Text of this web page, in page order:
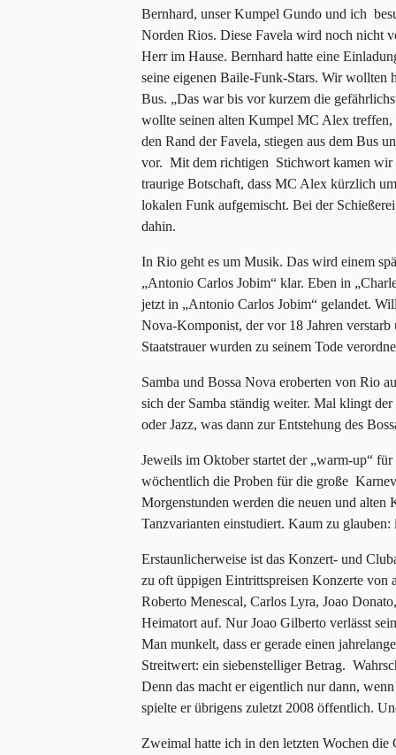
Bernhard, unser Kumpel Gundo und ich
Norden Rios. Diese Favela wird noch nicht
Herr im Hause. Bernhard hatte eine
seine eigenen Baile-Funk-Stars. Wir wollten
Bus. „Das war bis vor kurzem die
wollte seinen alten Kumpel MC Alex
den Rand der Favela, stiegen aus dem Bus
vor. Mit dem richtigen Stichwort kamen wir
traurige Botschaft, dass MC Alex kürzlich
lokalen Funk aufgemischt. Bei der
dahin.
In Rio geht es um Musik. Das wird einem
„Antonio Carlos Jobim“ klar. Eben in
jetzt in „Antonio Carlos Jobim“ gelandet.
Nova-Komponist, der vor 18 Jahren
Staatstrauer wurden zu seinem Tode
Samba und Bossa Nova eroberten von Rio
sich der Samba ständig weiter. Mal klingt
oder Jazz, was dann zur Entstehung des
Jeweils im Oktober startet der „warm-up“
wöchentlich die Proben für die große
Morgenstunden werden die neuen und alten
Tanzvarianten einstudiert. Kaum zu
Erstaunlicherweise ist das Konzert- und
zu oft üppigen Eintrittspreisen Konzerte von
Roberto Menescal, Carlos Lyra, Joao
Heimatort auf. Nur Joao Gilberto verlässt
Man munkelt, dass er gerade einen
Streitwert: ein siebenstelliger Betrag.
Denn das macht er eigentlich nur dann,
spielte er übrigens zuletzt 2008 öffentlich.
Zweimal hatte ich in den letzten Wochen